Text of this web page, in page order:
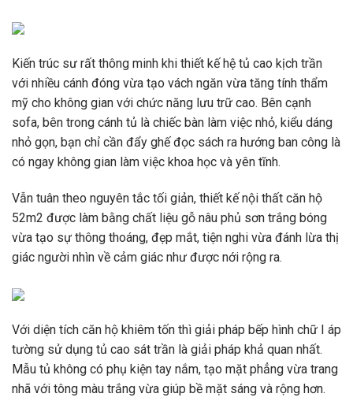
Kiến trúc sư rất thông minh khi thiết kế hệ tủ cao kịch trần
với nhiều cánh đóng vừa tạo vách ngăn vừa tăng tính thẩm
mỹ cho không gian với chức năng lưu trữ cao. Bên cạnh
sofa, bên trong cánh tủ là chiếc bàn làm việc nhỏ, kiểu dáng
nhỏ gọn, bạn chỉ cần đẩy ghế đọc sách ra hướng ban công là
có ngay không gian làm việc khoa học và yên tĩnh.
Vẫn tuân theo nguyên tắc tối giản, thiết kế nội thất căn hộ
52m2 được làm bằng chất liệu gỗ nâu phủ sơn trắng bóng
vừa tạo sự thông thoáng, đẹp mắt, tiện nghi vừa đánh lừa thị
giác người nhìn về cảm giác như được nới rộng ra.
Với diện tích căn hộ khiêm tốn thì giải pháp bếp hình chữ I áp
tường sử dụng tủ cao sát trần là giải pháp khả quan nhất.
Mẫu tủ không có phụ kiện tay nắm, tạo mặt phẳng vừa trang
nhã với tông màu trắng vừa giúp bề mặt sáng và rộng hơn.